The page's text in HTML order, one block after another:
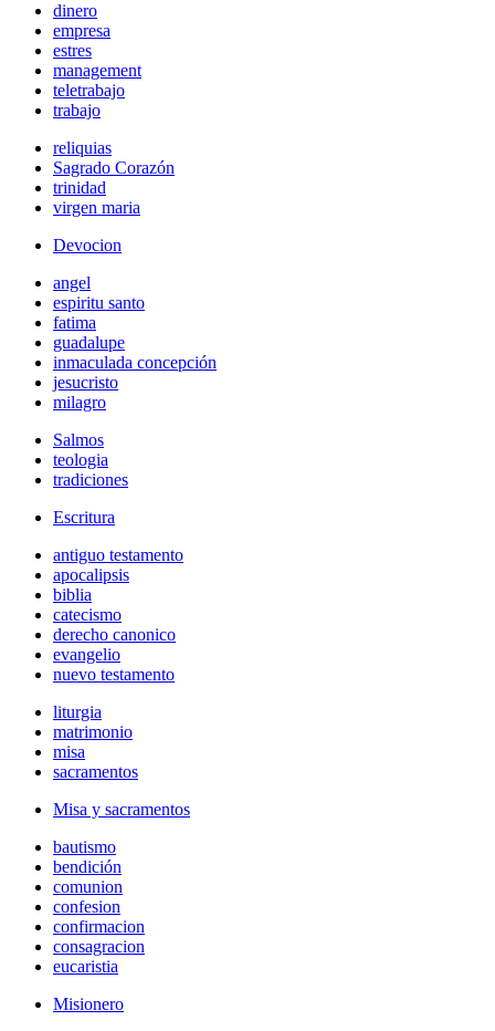
dinero
empresa
estres
management
teletrabajo
trabajo
reliquias
Sagrado Corazón
trinidad
virgen maria
Devocion
angel
espiritu santo
fatima
guadalupe
inmaculada concepción
jesucristo
milagro
Salmos
teologia
tradiciones
Escritura
antiguo testamento
apocalipsis
biblia
catecismo
derecho canonico
evangelio
nuevo testamento
liturgia
matrimonio
misa
sacramentos
Misa y sacramentos
bautismo
bendición
comunion
confesion
confirmacion
consagracion
eucaristia
Misionero